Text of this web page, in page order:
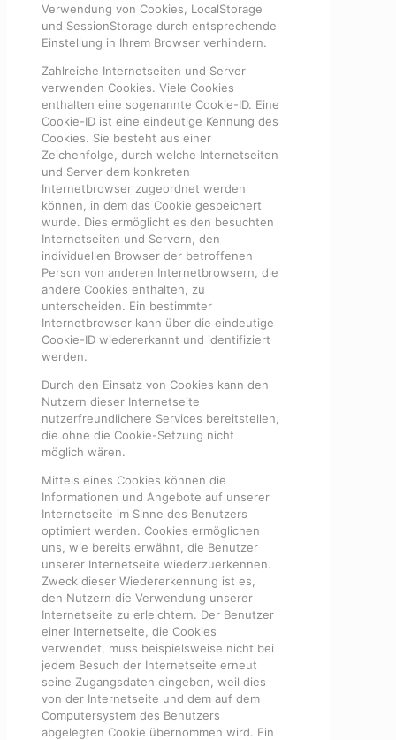
Verwendung von Cookies, LocalStorage
und SessionStorage durch entsprechende
Einstellung in Ihrem Browser verhindern.
Zahlreiche Internetseiten und Server
verwenden Cookies. Viele Cookies
enthalten eine sogenannte Cookie-ID. Eine
Cookie-ID ist eine eindeutige Kennung des
Cookies. Sie besteht aus einer
Zeichenfolge, durch welche Internetseiten
und Server dem konkreten
Internetbrowser zugeordnet werden
können, in dem das Cookie gespeichert
wurde. Dies ermöglicht es den besuchten
Internetseiten und Servern, den
individuellen Browser der betroffenen
Person von anderen Internetbrowsern, die
andere Cookies enthalten, zu
unterscheiden. Ein bestimmter
Internetbrowser kann über die eindeutige
Cookie-ID wiedererkannt und identifiziert
werden.
Durch den Einsatz von Cookies kann den
Nutzern dieser Internetseite
nutzerfreundlichere Services bereitstellen,
die ohne die Cookie-Setzung nicht
möglich wären.
Mittels eines Cookies können die
Informationen und Angebote auf unserer
Internetseite im Sinne des Benutzers
optimiert werden. Cookies ermöglichen
uns, wie bereits erwähnt, die Benutzer
unserer Internetseite wiederzuerkennen.
Zweck dieser Wiedererkennung ist es,
den Nutzern die Verwendung unserer
Internetseite zu erleichtern. Der Benutzer
einer Internetseite, die Cookies
verwendet, muss beispielsweise nicht bei
jedem Besuch der Internetseite erneut
seine Zugangsdaten eingeben, weil dies
von der Internetseite und dem auf dem
Computersystem des Benutzers
abgelegten Cookie übernommen wird. Ein